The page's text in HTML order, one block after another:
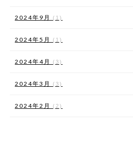
2024年9月 (1)
2024年5月 (1)
2024年4月 (3)
2024年3月 (3)
2024年2月 (2)